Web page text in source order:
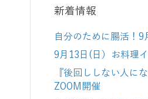
新着情報
自分のために腸活！9
9月13日(日）お料理
『後回ししない人に
ZOOM開催